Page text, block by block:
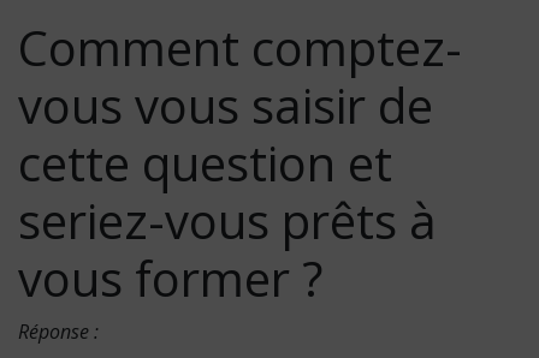
Comment comptez-
vous vous saisir de
cette question et
seriez-vous prêts à
vous former ?
Réponse :